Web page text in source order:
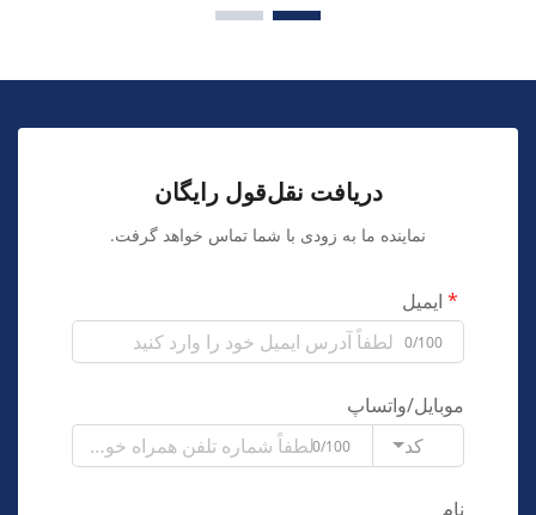
دریافت نقل‌قول رایگان
نماینده ما به زودی با شما تماس خواهد گرفت.
ایمیل
0/100
موبایل/واتساپ
کد
0/100
نام